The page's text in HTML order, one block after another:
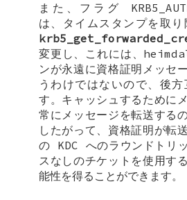
また、フラグ
は、タイムスタンプを取
変更し、これには、
ンが永遠に資格証明メッセ
うわけではないので、後
す。キャッシュするために
常にメッセージを転送する
したがって、資格証明が転
の KDC へのラウンドトリ
スなしのチケットを使用す
能性を得ることができます。